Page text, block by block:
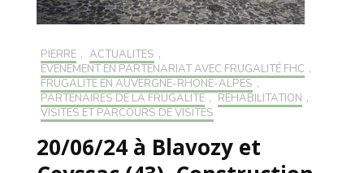
PIERRE , ACTUALITÉS ,
EVÉNEMENT EN PARTENARIAT AVEC FRUGALITÉ FHC ,
FRUGALITÉ EN AUVERGNE-RHONE-ALPES ,
PARTENAIRES DE LA FRUGALITÉ , RÉHABILITATION ,
VISITES ET PARCOURS DE VISITES
20/06/24 à Blavozy et